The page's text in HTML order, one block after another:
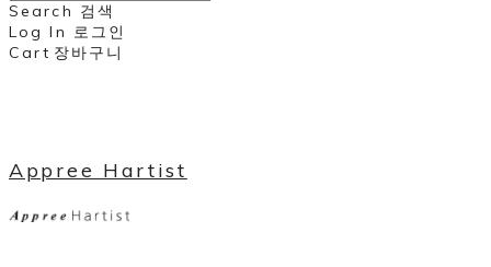
Search 검색
Log In 로그인
Cart 장바구니
Appree Hartist